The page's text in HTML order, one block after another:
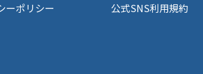
ーポリシー
公式SNS利用規約